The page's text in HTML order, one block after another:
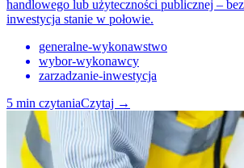
handlowego lub użyteczności publicznej –
inwestycja stanie w połowie.
generalne-wykonawstwo
wybor-wykonawcy
zarzadzanie-inwestycja
5 min czytaniaCzytaj →